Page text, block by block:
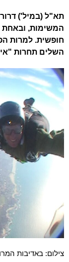
תא"ל (במיל')
המשימות, ובאחת
חופשית. למרות
השלים תחרות
צילום: באדיבות